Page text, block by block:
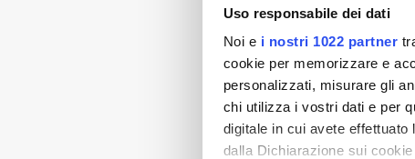
Uso responsabile dei dati
Noi e i nostri 1022 partner
cookie per memorizzare e
personalizzati, misurare gli
chi utilizza i vostri dati e per
digitale in cui avete
dalla Dichiarazione sui